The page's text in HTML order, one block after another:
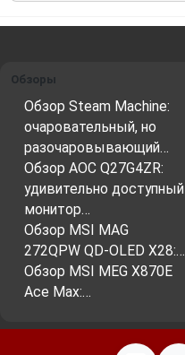
Обзоры
Обзор Steam Machine:
очаровательный, но
разочаровывающий…
Обзор AOC Q27G4ZR:
удивительно доступный
монитор…
Обзор MSI MAG
272QPW QD-OLED X28:…
Обзор MSI MEG X870E
Ace Max:…